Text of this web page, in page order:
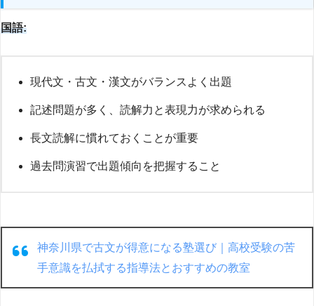
国語:
現代文・古文・漢文がバランスよく出題
記述問題が多く、読解力と表現力が求められる
長文読解に慣れておくことが重要
過去問演習で出題傾向を把握すること
神奈川県で古文が得意になる塾選び｜高校受験の苦
手意識を払拭する指導法とおすすめの教室